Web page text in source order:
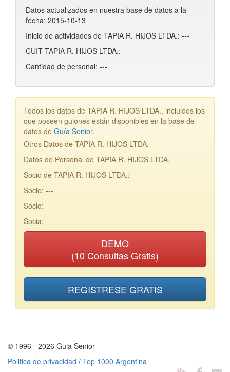
Datos actualizados en nuestra base de datos a la
fecha: 2015-10-13
Inicio de actividades de TAPIA R. HIJOS LTDA.: ---
CUIT TAPIA R. HIJOS LTDA.: ---
Cantidad de personal: ---
Todos los datos de TAPIA R. HIJOS LTDA., incluidos los
que poseen guiones están disponibles en la base de
datos de Guía Senior.
Otros Datos de TAPIA R. HIJOS LTDA.
Datos de Personal de TAPIA R. HIJOS LTDA.
Socio de TAPIA R. HIJOS LTDA.: ---
Socio: ---
Socio: ---
Socia: ---
DEMO
(10 Consultas Gratis)
REGISTRESE GRATIS
© 1996 - 2026 Guia Senior
Politica de privacidad / Top 1000 Argentina